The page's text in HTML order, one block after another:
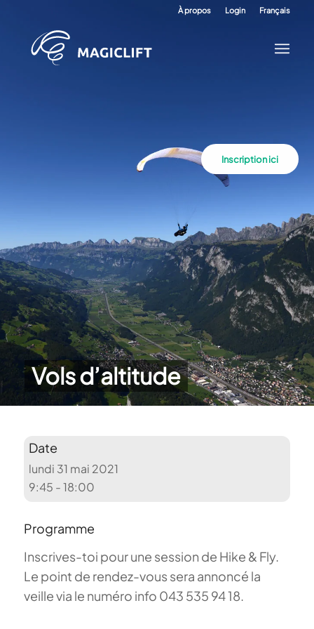
À propos Login Français
Vols d’altitude
Inscription ici
Date
lundi 31 mai 2021
9:45 - 18:00
Programme
Inscrives-toi pour une session de Hike & Fly.
Le point de rendez-vous sera annoncé la
veille via le numéro info 043 535 94 18.